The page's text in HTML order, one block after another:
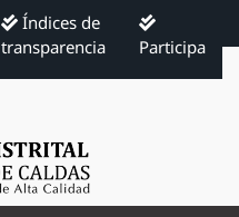
Índices de
transparencia
Participa